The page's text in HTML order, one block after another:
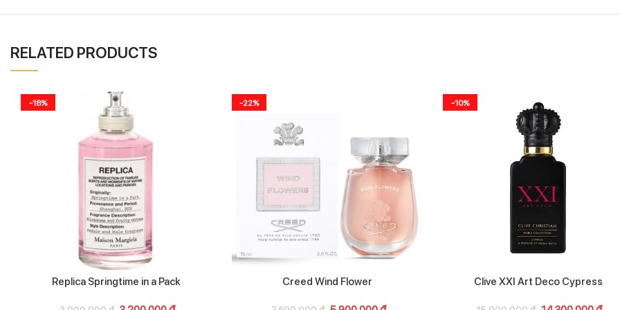
RELATED PRODUCTS
-18%
Replica Springtime in a Pack
-22%
Creed Wind Flower
-10%
Clive XXI Art Deco Cypress